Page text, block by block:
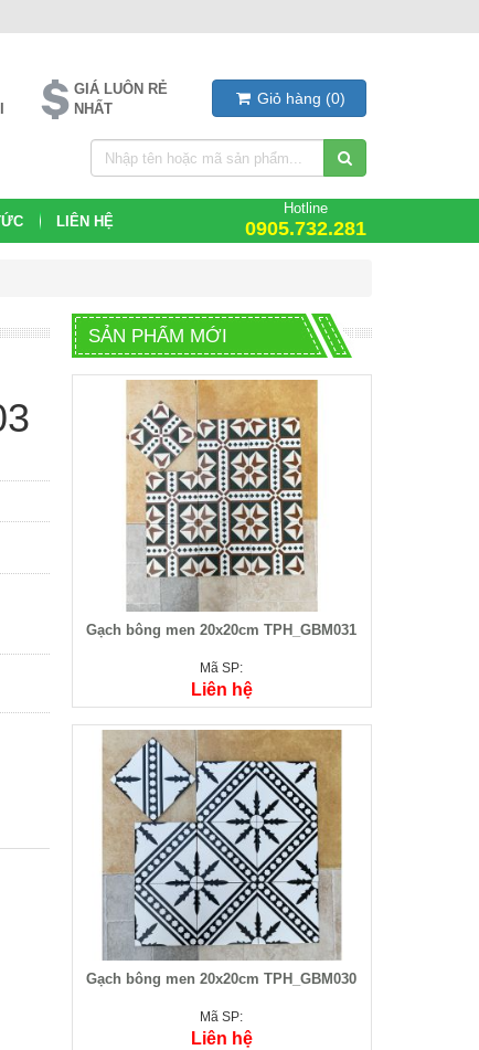
GIÁ LUÔN RẺ
NHẤT
Giỏ hàng (0)
LIÊN HỆ
Hotline
0905.732.281
SẢN PHẨM MỚI
Gạch bông men 20x20cm TPH_GBM031
Mã SP:
Liên hệ
Gạch bông men 20x20cm TPH_GBM030
Mã SP:
Liên hệ